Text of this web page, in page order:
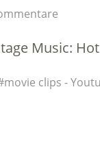
Music:
movie clips -